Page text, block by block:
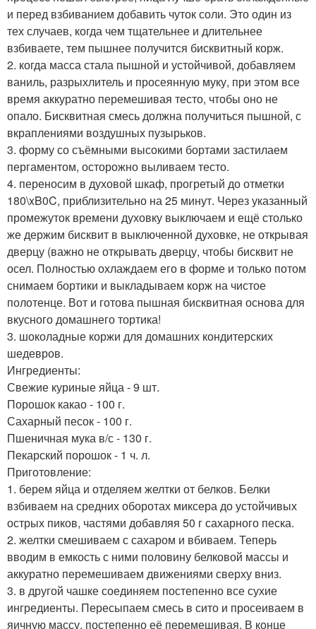
и перед взбиванием добавить чуток соли. Это один из
тех случаев, когда чем тщательнее и длительнее
взбиваете, тем пышнее получится бисквитный корж.
2. когда масса стала пышной и устойчивой, добавляем
ваниль, разрыхлитель и просеянную муку, при этом все
время аккуратно перемешивая тесто, чтобы оно не
опало. Бисквитная смесь должна получиться пышной, с
вкраплениями воздушных пузырьков.
3. форму со съёмными высокими бортами застилаем
пергаментом, осторожно выливаем тесто.
4. переносим в духовой шкаф, прогретый до отметки
180\xB0C, приблизительно на 25 минут. Через указанный
промежуток времени духовку выключаем и ещё столько
же держим бисквит в выключенной духовке, не открывая
дверцу (важно не открывать дверцу, чтобы бисквит не
осел. Полностью охлаждаем его в форме и только потом
снимаем бортики и выкладываем корж на чистое
полотенце. Вот и готова пышная бисквитная основа для
вкусного домашнего тортика!
3. шоколадные коржи для домашних кондитерских
шедевров.
Ингредиенты:
Свежие куриные яйца - 9 шт.
Порошок какао - 100 г.
Сахарный песок - 100 г.
Пшеничная мука в/с - 130 г.
Пекарский порошок - 1 ч. л.
Приготовление:
1. берем яйца и отделяем желтки от белков. Белки
взбиваем на средних оборотах миксера до устойчивых
острых пиков, частями добавляя 50 г сахарного песка.
2. желтки смешиваем с сахаром и вбиваем. Теперь
вводим в емкость с ними половину белковой массы и
аккуратно перемешиваем движениями сверху вниз.
3. в другой чашке соединяем постепенно все сухие
ингредиенты. Пересыпаем смесь в сито и просеиваем в
яичную массу, постепенно её перемешивая. В конце